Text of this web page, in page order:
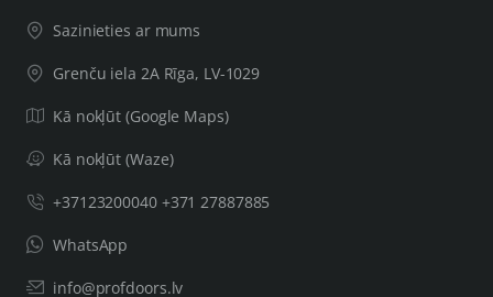
Sazinieties ar mums
Grenču iela 2A Rīga, LV-1029
Kā nokļūt (Google Maps)
Kā nokļūt (Waze)
+37123200040 +371 27887885
WhatsApp
info@profdoors.lv